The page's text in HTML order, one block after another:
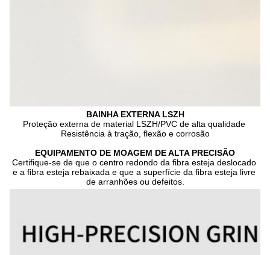
BAINHA EXTERNA LSZH
Proteção externa de material LSZH/PVC de alta qualidade
Resistência à tração, flexão e corrosão
EQUIPAMENTO DE MOAGEM DE ALTA PRECISÃO
Certifique-se de que o centro redondo da fibra esteja deslocado
e a fibra esteja rebaixada e que a superfície da fibra esteja livre
de arranhões ou defeitos.